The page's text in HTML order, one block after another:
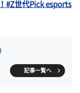
#Z世代Pick esports
記事一覧へ